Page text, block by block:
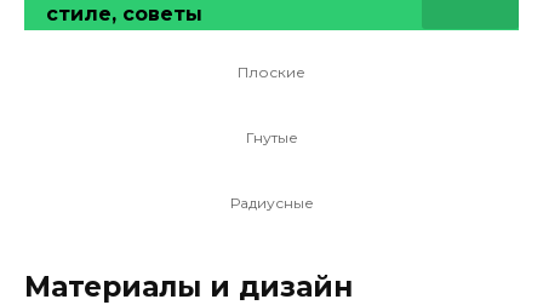
стиле, советы
Плоские
Гнутые
Радиусные
Материалы и дизайн